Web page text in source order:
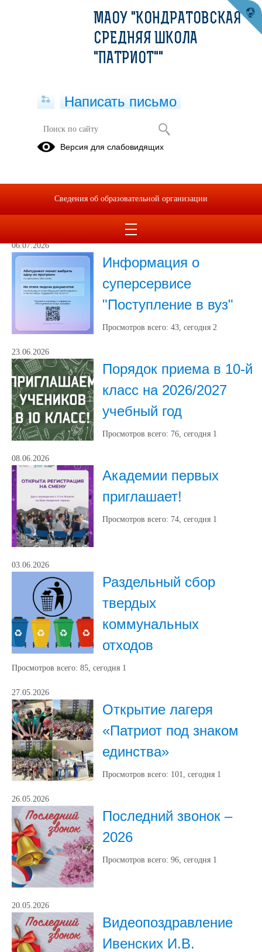
Новости
06.07.2026
Информация о
суперсервисе
"Поступление в вуз"
Просмотров всего: 43, сегодня 2
23.06.2026
Порядок приема в 10-й
класс на 2026/2027
учебный год
Просмотров всего: 76, сегодня 1
08.06.2026
Академии первых
приглашает!
Просмотров всего: 74, сегодня 1
03.06.2026
Раздельный сбор
твердых
коммунальных
отходов
Просмотров всего: 85, сегодня 1
27.05.2026
Открытие лагеря
«Патриот под знаком
единства»
Просмотров всего: 101, сегодня 1
26.05.2026
Последний звонок –
2026
Просмотров всего: 96, сегодня 1
20.05.2026
Видеопоздравление
Ивенских И.В.
МАОУ "КОНДРАТОВСКАЯ
СРЕДНЯЯ ШКОЛА
"ПАТРИОТ""
Написать письмо
Версия для слабовидящих
Сведения об образовательной организации